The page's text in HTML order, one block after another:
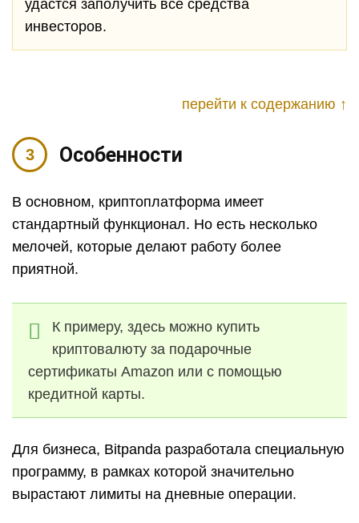
удастся заполучить все средства
инвесторов.
перейти к содержанию ↑
Особенности
В основном, криптоплатформа имеет
стандартный функционал. Но есть несколько
мелочей, которые делают работу более
приятной.
К примеру, здесь можно купить
криптовалюту за подарочные
сертификаты Amazon или с помощью
кредитной карты.
Для бизнеса, Bitpanda разработала специальную
программу, в рамках которой значительно
вырастают лимиты на дневные операции.